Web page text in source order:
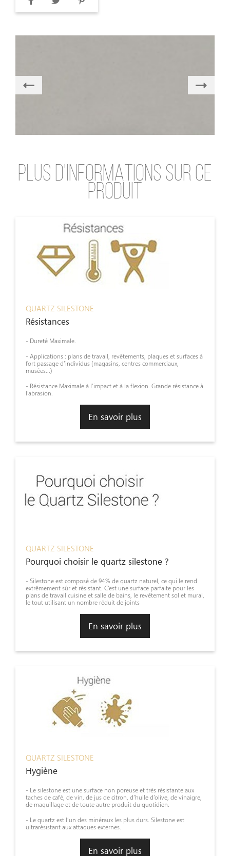
PLUS D'INFORMATIONS SUR CE
PRODUIT
QUARTZ SILESTONE
Résistances
- Dureté Maximale.
- Applications : plans de travail, revêtements, plaques et surfaces à
fort passage d’individus (magasins, centres commerciaux,
musées...)
- Résistance Maximale à l’impact et à la flexion. Grande résistance à
l’abrasion.
En savoir plus
QUARTZ SILESTONE
Pourquoi choisir le quartz silestone ?
- Silestone est composé de 94% de quartz naturel, ce qui le rend
extrêmement sûr et résistant. C’est une surface parfaite pour les
plans de travail cuisine et salle de bains, le revêtement sol et mural,
le tout utilisant un nombre réduit de joints
En savoir plus
QUARTZ SILESTONE
Hygiène
- Le silestone est une surface non poreuse et très résistante aux
taches de café, de vin, de jus de citron, d’huile d’olive, de vinaigre,
de maquillage et de toute autre produit du quotidien.
- Le quartz est l’un des minéraux les plus durs. Silestone est
ultrarésistant aux attaques externes.
En savoir plus